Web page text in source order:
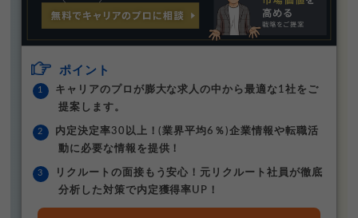
ポイント
キャリアのプロが膨大な求人の中から最適な1社をご
提案します。
内定決定率30以上！(業界平均6％)企業情報や転職活
動に必要な情報を提供！
リクルートの面接もう安心！元リクルート社員が徹底
分析した対策で内定獲得率UP！